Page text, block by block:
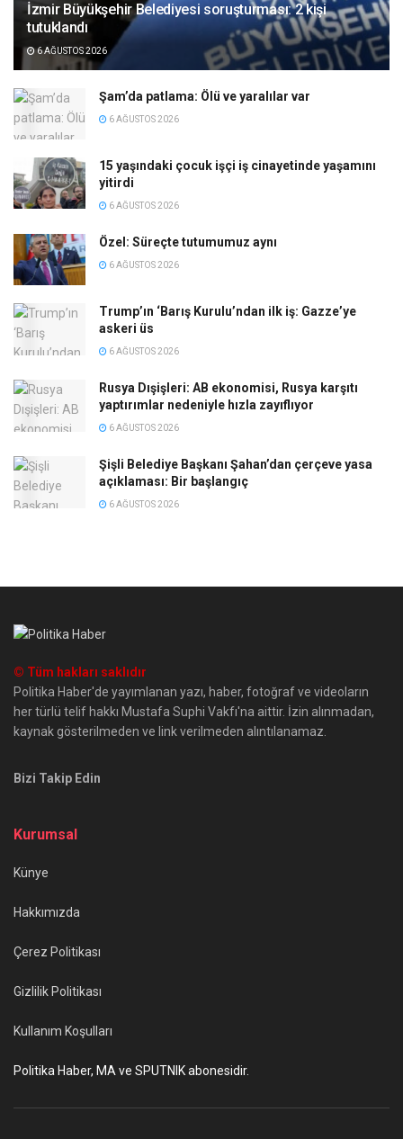
İzmir Büyükşehir Belediyesi soruşturması: 2 kişi
tutuklandı
6 AĞUSTOS 2026
Şam’da patlama: Ölü ve yaralılar var
6 AĞUSTOS 2026
15 yaşındaki çocuk işçi iş cinayetinde yaşamını
yitirdi
6 AĞUSTOS 2026
Özel: Süreçte tutumumuz aynı
6 AĞUSTOS 2026
Trump’ın ‘Barış Kurulu’ndan ilk iş: Gazze’ye
askeri üs
6 AĞUSTOS 2026
Rusya Dışişleri: AB ekonomisi, Rusya karşıtı
yaptırımlar nedeniyle hızla zayıflıyor
6 AĞUSTOS 2026
Şişli Belediye Başkanı Şahan’dan çerçeve yasa
açıklaması: Bir başlangıç
6 AĞUSTOS 2026
© Tüm hakları saklıdır
Politika Haber'de yayımlanan yazı, haber, fotoğraf ve videoların
her türlü telif hakkı Mustafa Suphi Vakfı'na aittir. İzin alınmadan,
kaynak gösterilmeden ve link verilmeden alıntılanamaz.
Bizi Takip Edin
Kurumsal
Künye
Hakkımızda
Çerez Politikası
Gizlilik Politikası
Kullanım Koşulları
Politika Haber, MA ve SPUTNIK abonesidir.